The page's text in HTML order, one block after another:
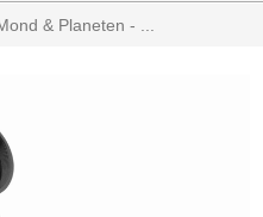
& Planeten - ...